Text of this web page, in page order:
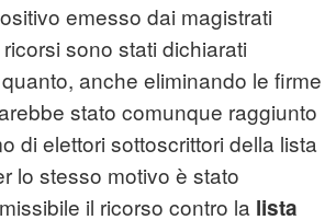
emesso dai magistrati
sono stati dichiarati
anche eliminando le firme
stato comunque raggiunto
di elettori sottoscrittori della lista
lo stesso motivo è stato
il ricorso contro la lista